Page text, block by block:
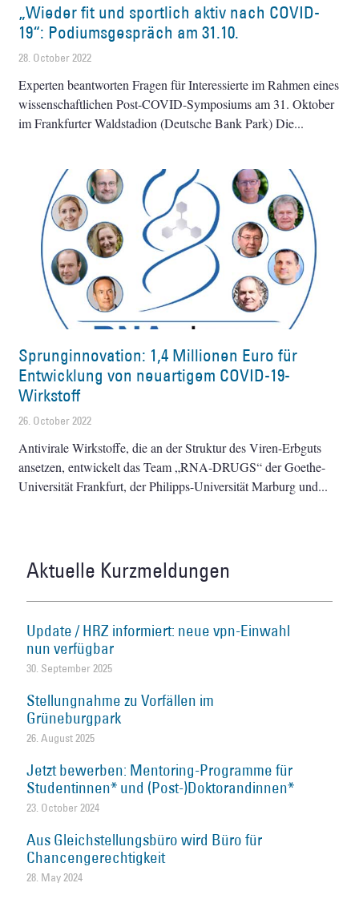
„Wieder fit und sportlich aktiv nach COVID-
19“: Podiumsgespräch am 31.10.
28. October 2022
Experten beantworten Fragen für Interessierte im Rahmen eines
wissenschaftlichen Post-COVID-Symposiums am 31. Oktober
im Frankfurter Waldstadion (Deutsche Bank Park) Die
Sprunginnovation: 1,4 Millionen Euro für
Entwicklung von neuartigem COVID-19-
Wirkstoff
26. October 2022
Antivirale Wirkstoffe, die an der Struktur des Viren-Erbguts
ansetzen, entwickelt das Team „RNA-DRUGS“ der Goethe-
Universität Frankfurt, der Philipps-Universität Marburg und
Aktuelle Kurzmeldungen
Update / HRZ informiert: neue vpn-Einwahl
nun verfügbar
30. September 2025
Stellungnahme zu Vorfällen im
Grüneburgpark
26. August 2025
Jetzt bewerben: Mentoring-Programme für
Studentinnen* und (Post-)Doktorandinnen*
23. October 2024
Aus Gleichstellungsbüro wird Büro für
Chancengerechtigkeit
28. May 2024